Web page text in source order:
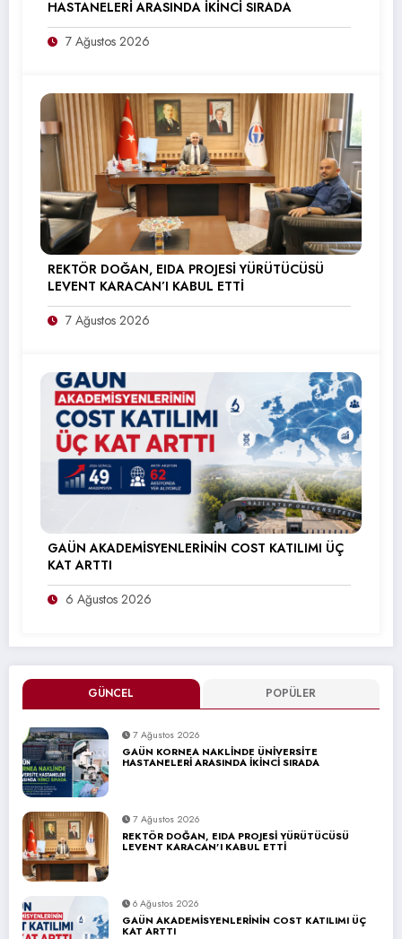
GÜNCEL POPÜLER
7 Ağustos 2026
GAÜN KORNEA NAKLİNDE ÜNİVERSİTE
HASTANELERİ ARASINDA İKİNCİ SIRADA
7 Ağustos 2026
REKTÖR DOĞAN, EIDA PROJESİ YÜRÜTÜCÜSÜ
LEVENT KARACAN’I KABUL ETTİ
6 Ağustos 2026
GAÜN AKADEMİSYENLERİNİN COST KATILIMI ÜÇ
KAT ARTTI
HASTANELERİ ARASINDA İKİNCİ SIRADA
7 Ağustos 2026
REKTÖR DOĞAN, EIDA PROJESİ YÜRÜTÜCÜSÜ
LEVENT KARACAN’I KABUL ETTİ
7 Ağustos 2026
GAÜN AKADEMİSYENLERİNİN COST KATILIMI ÜÇ
KAT ARTTI
6 Ağustos 2026